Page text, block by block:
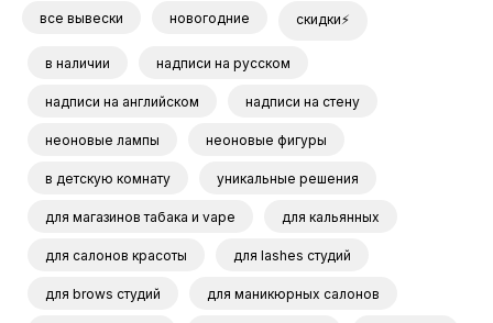
все вывески новогодние скидки⚡
в наличии надписи на русском
надписи на английском надписи на стену
неоновые лампы неоновые фигуры
в детскую комнату уникальные решения
для магазинов табака и vape для кальянных
для салонов красоты для lashes студий
для brows студий для маникюрных салонов